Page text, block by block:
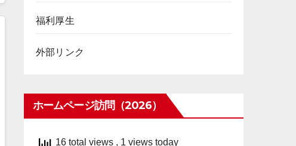
福利厚生
外部リンク
ホームページ訪問（2026）
16 total views , 1 views today